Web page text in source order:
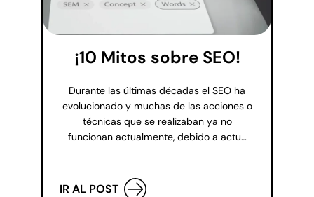
¡10 Mitos sobre SEO!
Durante las últimas décadas el SEO ha
evolucionado y muchas de las acciones o
técnicas que se realizaban ya no
funcionan actualmente, debido a actu…
IR AL POST